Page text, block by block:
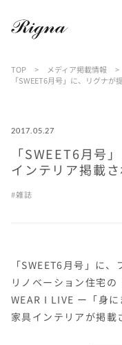
TOP > メディア掲載情報
>
「SWEET6月号」に、リグナ
2017.05.27
「SWEET6月号
インテリア掲載さ
雑誌
「SWEET6月号」に
リノベーション住宅
WEAR I LIVE ー「身
家具インテリアが掲載